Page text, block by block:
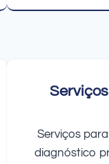
Serviços
diagnóstico